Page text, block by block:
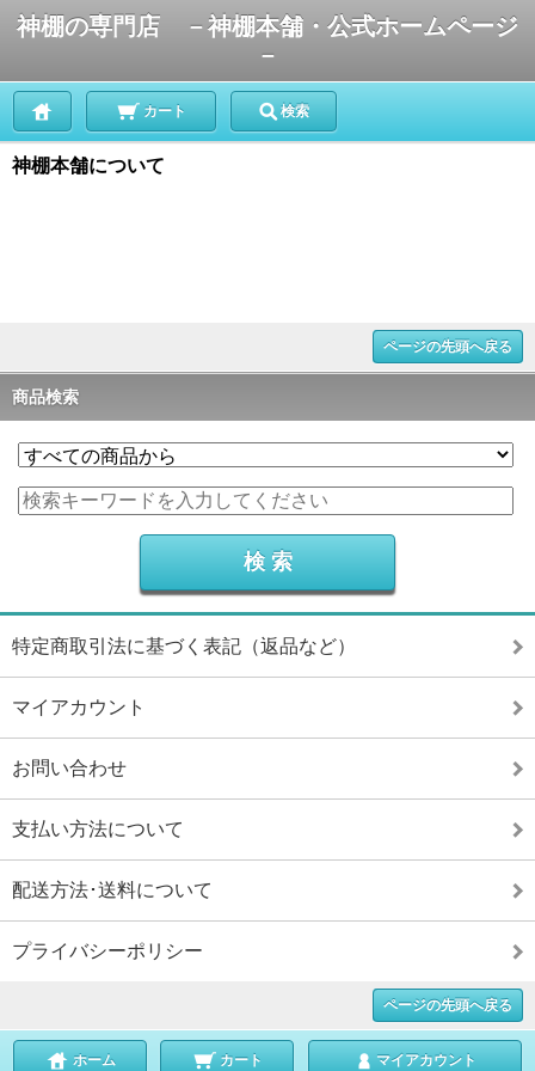
神棚の専門店 －神棚本舗・公式ホームページ
－
カート 検索
神棚本舗について
ページの先頭へ戻る
商品検索
特定商取引法に基づく表記（返品など）
マイアカウント
お問い合わせ
支払い方法について
配送方法･送料について
プライバシーポリシー
ページの先頭へ戻る
ホーム カート マイアカウント